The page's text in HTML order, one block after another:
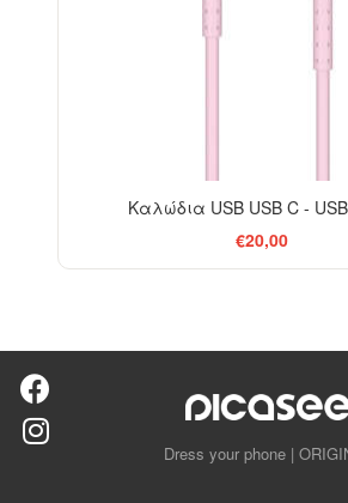
Καλώδια USB USB C -
€20,00
Dress your phone |